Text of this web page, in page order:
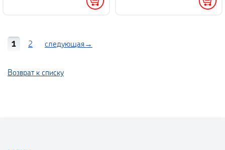
1 2 следующая→
Возврат к списку